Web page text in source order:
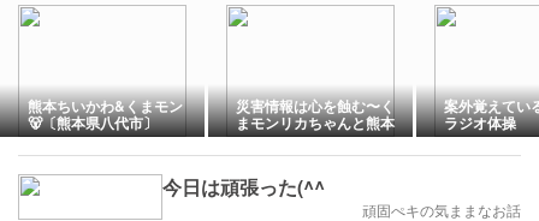
熊本ちいかわ&くまモン
🐻〔熊本県八代市〕
災害情報は心を蝕む〜く
まモンリカちゃんと熊本
めぐり
案外覚えてい
ラジオ体操
今日は頑張った(^^ゞ
頑固ぺキの気ままなお話